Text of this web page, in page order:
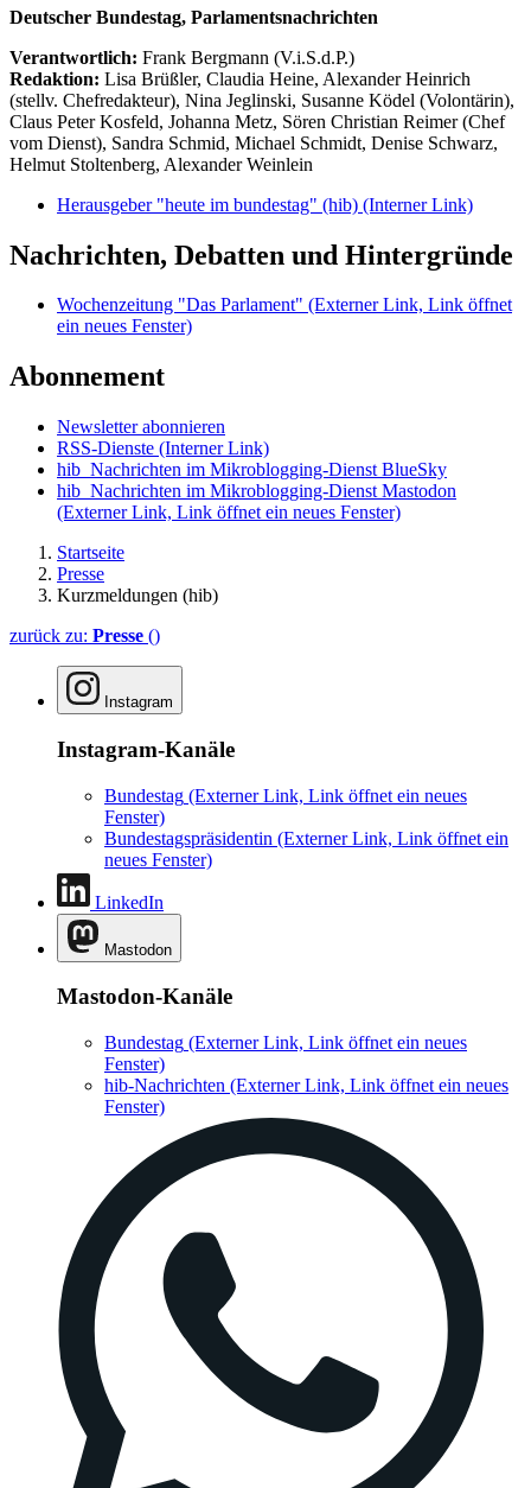
Deutscher Bundestag, Parlamentsnachrichten
Verantwortlich: Frank Bergmann (V.i.S.d.P.)
Redaktion: Lisa Brüßler, Claudia Heine, Alexander Heinrich
(stellv. Chefredakteur), Nina Jeglinski, Susanne Ködel (Volontärin),
Claus Peter Kosfeld, Johanna Metz, Sören Christian Reimer (Chef
vom Dienst), Sandra Schmid, Michael Schmidt, Denise Schwarz,
Helmut Stoltenberg, Alexander Weinlein
Herausgeber "heute im bundestag" (hib) (Interner Link)
Nachrichten, Debatten und Hintergründe
Wochenzeitung "Das Parlament" (Externer Link, Link öffnet
ein neues Fenster)
Abonnement
Newsletter abonnieren
RSS-Dienste (Interner Link)
hib_Nachrichten im Mikroblogging-Dienst BlueSky
hib_Nachrichten im Mikroblogging-Dienst Mastodon
(Externer Link, Link öffnet ein neues Fenster)
Startseite
Presse
Kurzmeldungen (hib)
zurück zu: Presse ()
Instagram
Instagram-Kanäle
Bundestag (Externer Link, Link öffnet ein neues
Fenster)
Bundestagspräsidentin (Externer Link, Link öffnet ein
neues Fenster)
LinkedIn
Mastodon
Mastodon-Kanäle
Bundestag (Externer Link, Link öffnet ein neues
Fenster)
hib-Nachrichten (Externer Link, Link öffnet ein neues
Fenster)